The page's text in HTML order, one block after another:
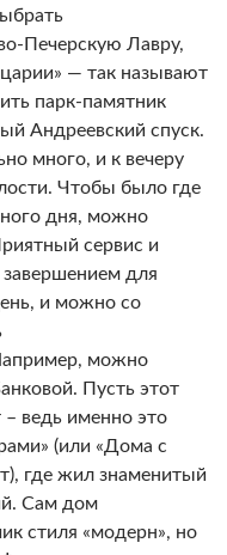
Печерскую Лавру,
— так называют
парк-памятник
Андреевский спуск.
много, и к вечеру
Чтобы было где
дня, можно
сервис и
для
и можно со
можно
Пусть этот
– ведь именно это
(или «Дома с
где жил знаменитый
Сам дом
стиля «модерн», но